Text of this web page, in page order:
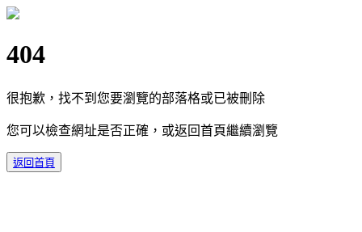
404
很抱歉，找不到您要瀏覽的部落格或已被刪除
您可以檢查網址是否正確，或返回首頁繼續瀏覽
返回首頁